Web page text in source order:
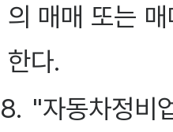
의 매매 또는
한다.
8. "자동차정비